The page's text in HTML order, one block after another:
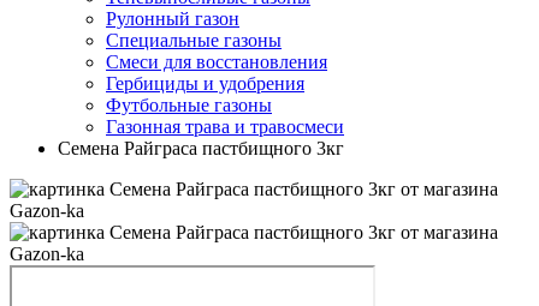
Рулонный газон
Специальные газоны
Смеси для восстановления
Гербициды и удобрения
Футбольные газоны
Газонная трава и травосмеси
Семена Райграса пастбищного 3кг